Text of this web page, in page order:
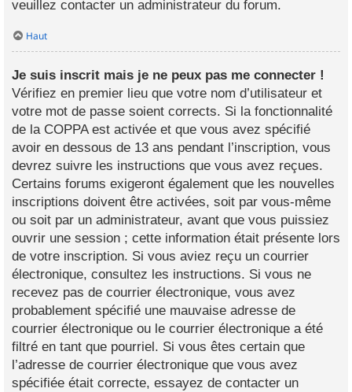
veuillez contacter un administrateur du forum.
Haut
Je suis inscrit mais je ne peux pas me connecter !
Vérifiez en premier lieu que votre nom d’utilisateur et
votre mot de passe soient corrects. Si la fonctionnalité
de la COPPA est activée et que vous avez spécifié
avoir en dessous de 13 ans pendant l’inscription, vous
devrez suivre les instructions que vous avez reçues.
Certains forums exigeront également que les nouvelles
inscriptions doivent être activées, soit par vous-même
ou soit par un administrateur, avant que vous puissiez
ouvrir une session ; cette information était présente lors
de votre inscription. Si vous aviez reçu un courrier
électronique, consultez les instructions. Si vous ne
recevez pas de courrier électronique, vous avez
probablement spécifié une mauvaise adresse de
courrier électronique ou le courrier électronique a été
filtré en tant que pourriel. Si vous êtes certain que
l’adresse de courrier électronique que vous avez
spécifiée était correcte, essayez de contacter un